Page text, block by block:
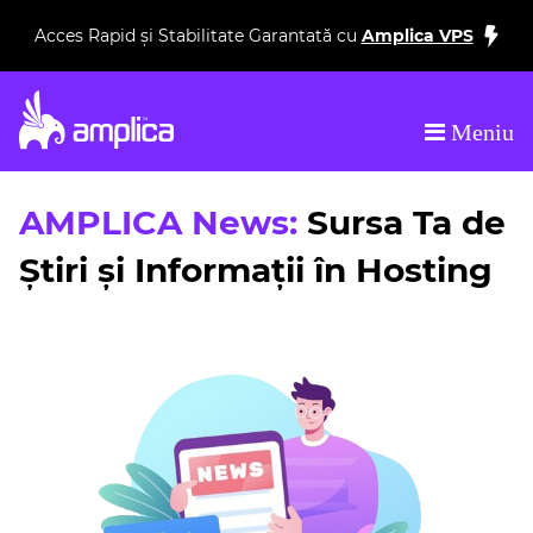
Acces Rapid și Stabilitate Garantată cu Amplica VPS
Meniu
AMPLICA News: Sursa Ta de
Știri și Informații în Hosting